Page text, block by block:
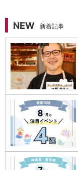
NEW 新着記事
1
1